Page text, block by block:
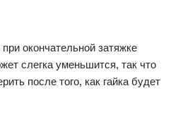
окончательной затяжке
слегка уменьшится, так что
после того, как гайка будет